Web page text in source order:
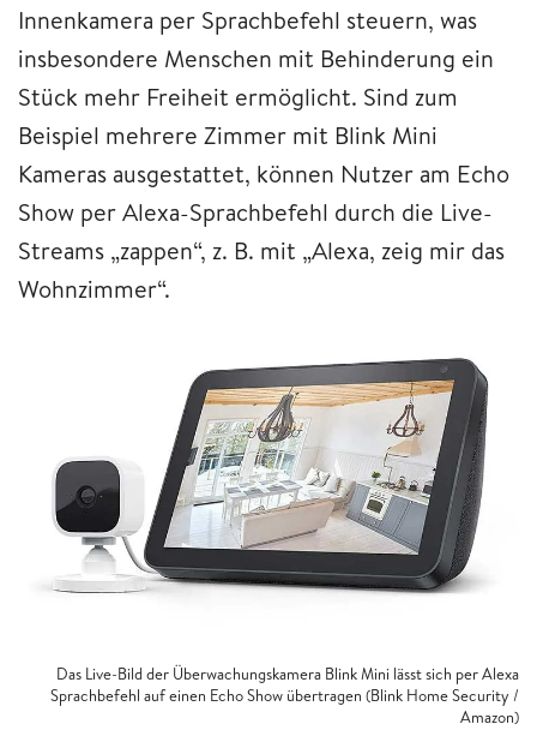
Innenkamera per Sprachbefehl steuern, was
insbesondere Menschen mit Behinderung ein
Stück mehr Freiheit ermöglicht. Sind zum
Beispiel mehrere Zimmer mit Blink Mini
Kameras ausgestattet, können Nutzer am Echo
Show per Alexa-Sprachbefehl durch die Live-
Streams „zappen“, z. B. mit „Alexa, zeig mir das
Wohnzimmer“.
Das Live-Bild der Überwachungskamera Blink Mini lässt sich per Alexa
Sprachbefehl auf einen Echo Show übertragen (Blink Home Security /
Amazon)